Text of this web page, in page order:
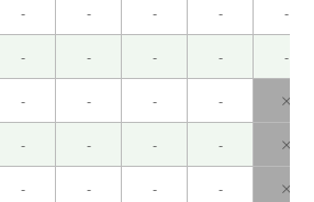
出来ました！ 満足ですｗ
，机票太贵，我考虑考虑做什
- - - - -
- - - - -
- - - - ×
- - - - ×
- - - - ×